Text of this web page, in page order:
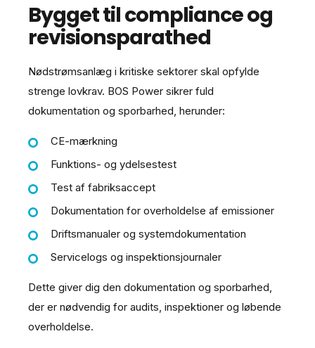
Bygget til compliance og
revisionsparathed
Nødstrømsanlæg i kritiske sektorer skal opfylde
strenge lovkrav. BOS Power sikrer fuld
dokumentation og sporbarhed, herunder:
CE-mærkning
Funktions- og ydelsestest
Test af fabriksaccept
Dokumentation for overholdelse af emissioner
Driftsmanualer og systemdokumentation
Servicelogs og inspektionsjournaler
Dette giver dig den dokumentation og sporbarhed,
der er nødvendig for audits, inspektioner og løbende
overholdelse.